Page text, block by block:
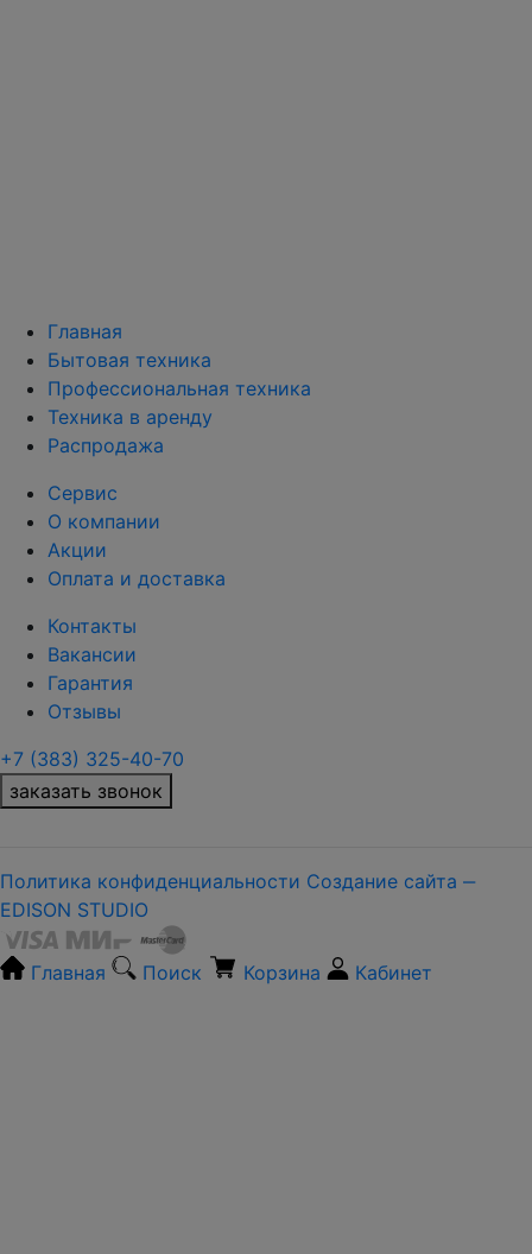
Главная
Бытовая техника
Профессиональная техника
Техника в аренду
Распродажа
Сервис
О компании
Акции
Оплата и доставка
Контакты
Вакансии
Гарантия
Отзывы
+7 (383) 325-40-70
заказать звонок
Политика конфиденциальности Создание сайта ‒
EDISON STUDIO
Главная Поиск Корзина Кабинет